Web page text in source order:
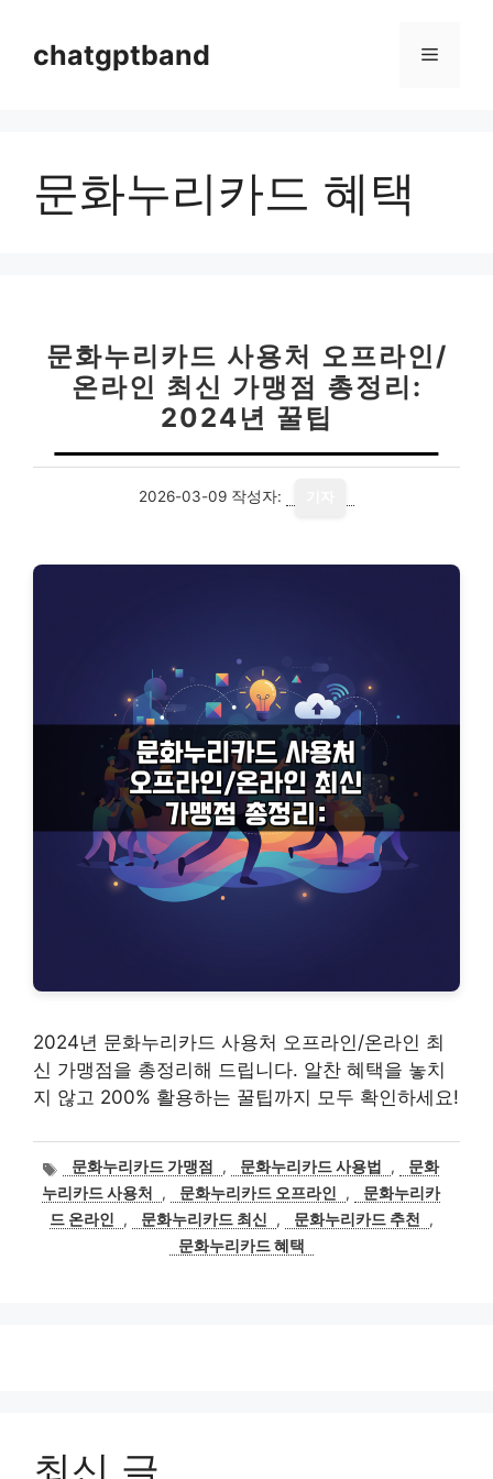
chatgptband 메
문화누리카드 혜택
문화누리카드 사용처 오프라인/
온라인 최신 가맹점 총정리:
2024년 꿀팁
2026-03-09 작성자:
2024년 문화누리카드 사용처 오프라인/온라인 최
신 가맹점을 총정리해 드립니다. 알찬 혜택을 놓치
지 않고 200% 활용하는 꿀팁까지 모두 확인하세요!
태
그
문화누리카드 가맹점 , 문화누리카드 사용법 ,
문화
누리카드 사용처
, 문화누리카드 오프라인 ,
문화누리카
드 온라인
, 문화누리카드 최신 , 문화누리카드 추천
,
문화누리카드 혜택
최신 글